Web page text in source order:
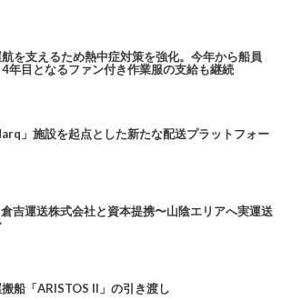
を支えるため熱中症対策を強化。今年から船員
年目となるファン付き作業服の支給も継続
」施設を起点とした新たな配送プラットフォー
吉運送株式会社と資本提携〜山陰エリアへ実運送
船「ARISTOS II」の引き渡し